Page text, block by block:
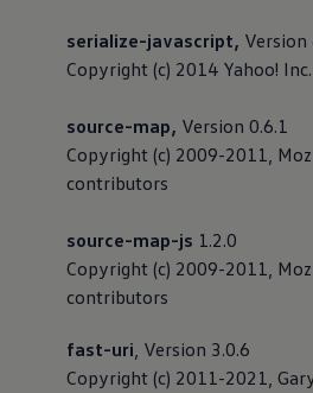
Lifestyle
Transport
Familie
Volkswagen R
Pannen- und Unfallhilfe
Volkswagen
serialize-javascript, Version
Copyright (c) 2014 Yahoo! Inc.
source-map, Version 0.6.1
Copyright (c) 2009-2011,
contributors
source-map-js 1.2.0
Copyright (c) 2009-2011,
contributors
fast-uri, Version 3.0.6
Copyright (c) 2011-2021,